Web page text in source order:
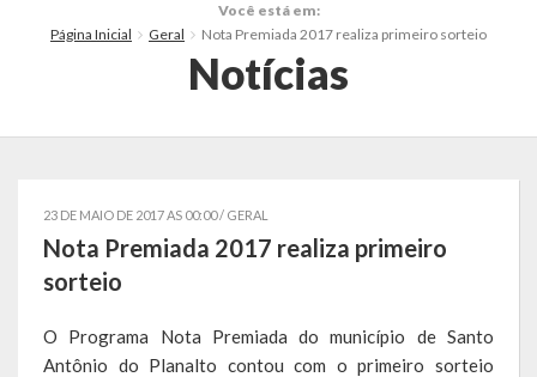
Governo
Administração
Secretarias
Você está em:
Página Inicial
Geral Nota Premiada 2017 realiza primeiro sorteio
Notícias
23 DE MAIO DE 2017 AS 00:00 / GERAL
Nota Premiada 2017 realiza primeiro
sorteio
O Programa Nota Premiada do município de Santo
Antônio do Planalto contou com o primeiro sorteio